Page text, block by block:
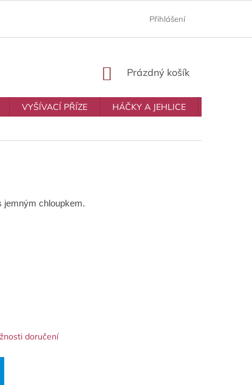
Prodávané značky
Přihlášení
NÁKUPNÍ
Prázdný košík
VYŠÍVACÍ PŘÍZE HÁČKY A JEHLICE
doručení
jemným chloupkem.